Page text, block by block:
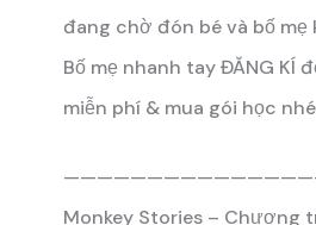
đang chờ đón bé và bố mẹ
Bố mẹ nhanh tay ĐĂNG KÍ
miễn phí & mua gói học
Monkey Stories – Chương